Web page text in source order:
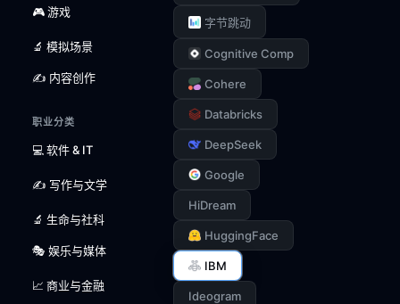
🎮 游戏
🔬 模拟场景
✍️ 内容创作
职业分类
💻 软件 & IT
✍️ 写作与文学
🔬 生命与社科
🎭 娱乐与媒体
📈 商业与金融
字节跳动
Cognitive Comp
Cohere
Databricks
DeepSeek
Google
HiDream
HuggingFace
IBM
Ideogram